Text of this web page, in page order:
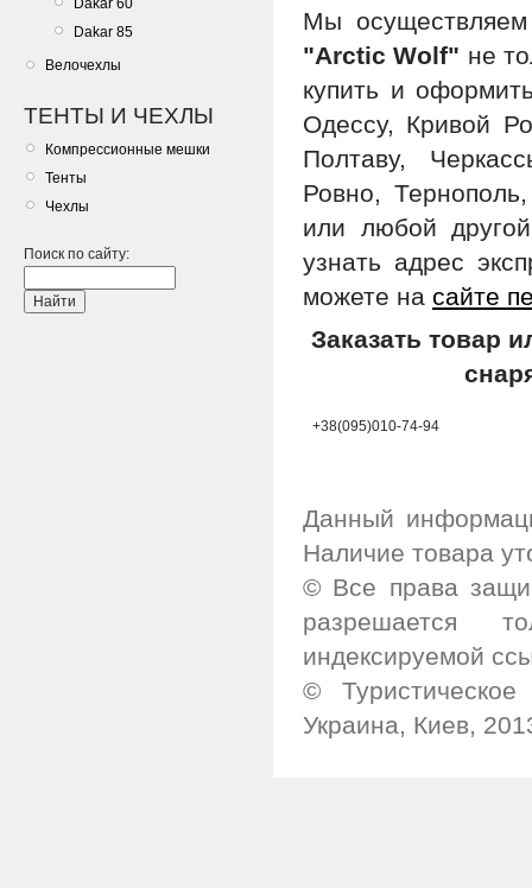
Dakar 85
Велочехлы
ТЕНТЫ И ЧЕХЛЫ
Компрессионные мешки
Тенты
Чехлы
Поиск по сайту:
Мы
"Arctic Wolf" не
купить и
Одессу, Кривой
Полтаву,
Ровно,
или любой
узнать адрес
можете на сайте
Заказать товар
+38(095)010-74-94
Данный
Наличие товара
© Все права
разрешается
индексируемой
©
Украина, Киев,